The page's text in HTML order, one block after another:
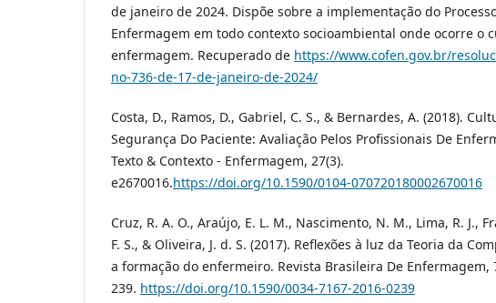
de janeiro de 2024. Dispõe sobre a implementação do
Enfermagem em todo contexto socioambiental onde ocorre o
enfermagem. Recuperado de https://www.cofen.gov.br/
no-736-de-17-de-janeiro-de-2024/
Costa, D., Ramos, D., Gabriel, C. S., & Bernardes, A. (2018).
Segurança Do Paciente: Avaliação Pelos Profissionais De
Texto & Contexto - Enfermagem, 27(3).
e2670016.https://doi.org/10.1590/0104-070720180002670016
Cruz, R. A. O., Araújo, E. L. M., Nascimento, N. M., Lima, R. J.,
F. S., & Oliveira, J. d. S. (2017). Reflexões à luz da Teoria da
a formação do enfermeiro. Revista Brasileira De Enfermagem,
239. https://doi.org/10.1590/0034-7167-2016-0239